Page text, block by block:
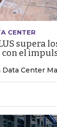
CENTER
supera
el
Data Center